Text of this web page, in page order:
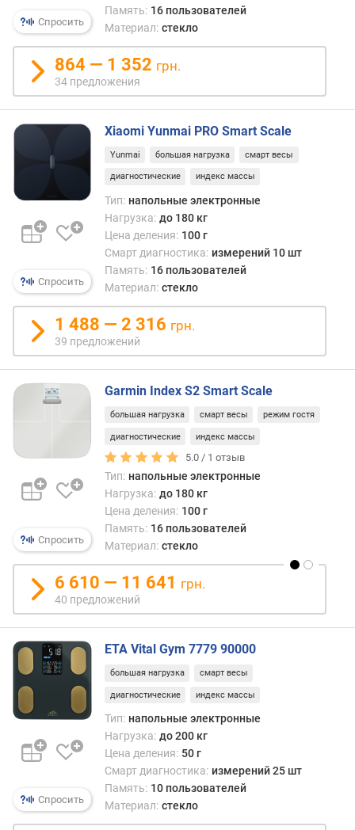
х
к
д
е
ш
е
в
о
т
ы
в
а
м
п
о
а
д
б
л
е
и
п
о
к
и
ч
е
в
у
Спросить
Память: 16 пользователей
Материал: стекло
864 — 1 352 грн.
34 предложения
Спросить
Xiaomi Yunmai PRO Smart Scale
Yunmai большая нагрузка смарт весы
диагностические индекс массы
Тип: напольные электронные
Нагрузка: до 180 кг
Цена деления: 100 г
Смарт диагностика: измерений 10 шт
Память: 16 пользователей
Материал: стекло
1 488 — 2 316 грн.
39 предложений
Спросить
Garmin Index S2 Smart Scale
большая нагрузка смарт весы режим гостя
диагностические индекс массы
5.0 / 1 отзыв
Тип: напольные электронные
Нагрузка: до 180 кг
Цена деления: 100 г
Память: 16 пользователей
Материал: стекло
6 610 — 11 641 грн.
40 предложений
Спросить
ETA Vital Gym 7779 90000
большая нагрузка смарт весы
диагностические индекс массы
Тип: напольные электронные
Нагрузка: до 200 кг
Цена деления: 50 г
Смарт диагностика: измерений 25 шт
Память: 10 пользователей
Материал: стекло